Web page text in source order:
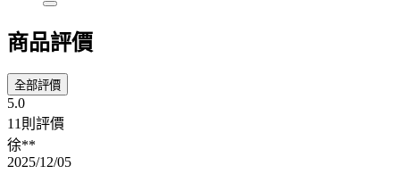
商品評價
全部評價
5.0
11則評價
徐**
2025/12/05